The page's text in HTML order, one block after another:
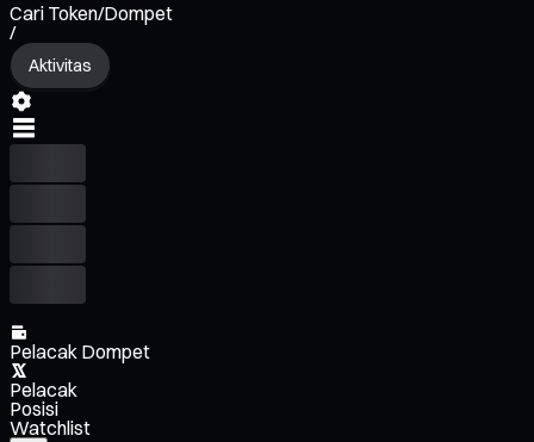
Cari Token/Dompet
/
Aktivitas
Pelacak Dompet
Pelacak
Posisi
Watchlist